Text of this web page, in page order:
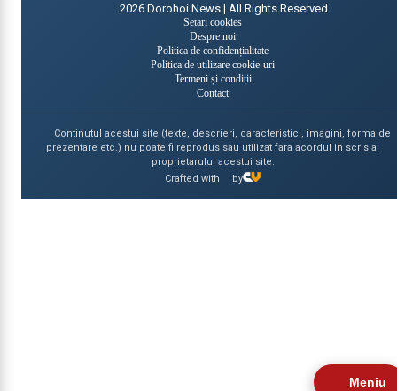
Meniu
2026 Dorohoi News | All Rights Reserved
Setari cookies
Despre noi
Politica de confidențialitate
Politica de utilizare cookie-uri
Termeni și condiții
Contact
Continutul acestui site (texte, descrieri, caracteristici, imagini, forma de
prezentare etc.) nu poate fi reprodus sau utilizat fara acordul in scris al
proprietarului acestui site.
Crafted with
by